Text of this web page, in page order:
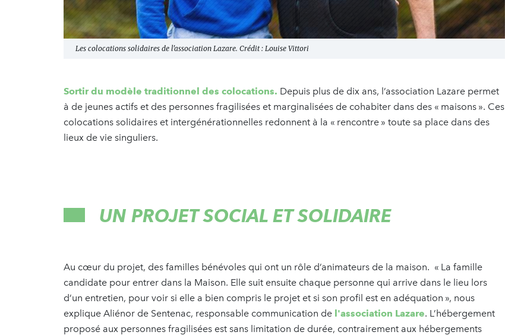
Les colocations solidaires de l'association Lazare. Crédit : Louise Vittori
Sortir du modèle traditionnel des colocations. Depuis plus de dix ans, l’association Lazare permet
à de jeunes actifs et des personnes fragilisées et marginalisées de cohabiter dans des « maisons ». Ces
colocations solidaires et intergénérationnelles redonnent à la « rencontre » toute sa place dans des
lieux de vie singuliers.
UN PROJET SOCIAL ET SOLIDAIRE
Au cœur du projet, des familles bénévoles qui ont un rôle d’animateurs de la maison. « La famille
candidate pour entrer dans la Maison. Elle suit ensuite chaque personne qui arrive dans le lieu lors
d’un entretien, pour voir si elle a bien compris le projet et si son profil est en adéquation », nous
explique Aliénor de Sentenac, responsable communication de l'association Lazare. L’hébergement
proposé aux personnes fragilisées est sans limitation de durée, contrairement aux hébergements